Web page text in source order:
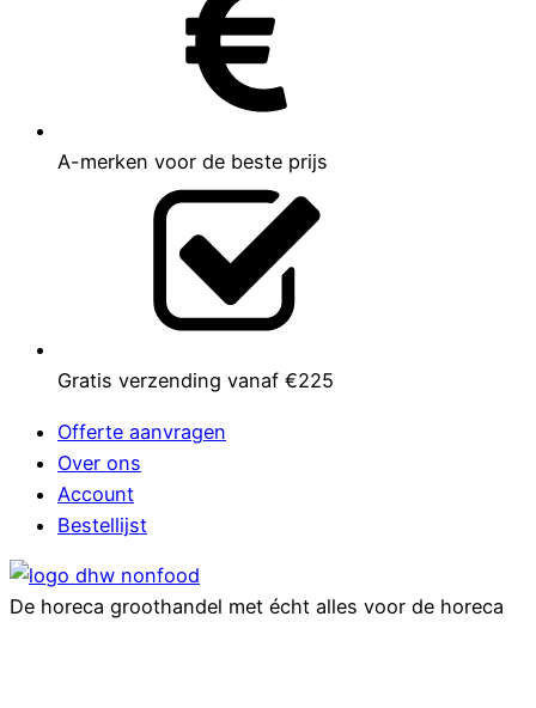
A-merken voor de beste prijs
Gratis verzending vanaf €225
Offerte aanvragen
Over ons
Account
Bestellijst
De horeca groothandel met écht alles voor de horeca